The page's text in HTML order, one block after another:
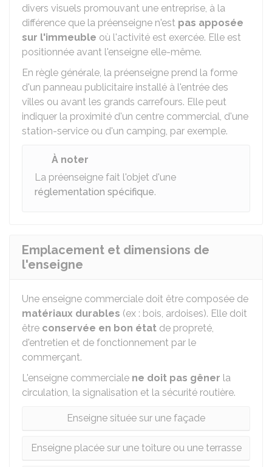
divers visuels promouvant une entreprise, à la
différence que la préenseigne n'est pas apposée
sur l'immeuble où l'activité est exercée. Elle est
positionnée avant l'enseigne elle-même.
En règle générale, la préenseigne prend la forme
d'un panneau publicitaire installé à l'entrée des
villes ou avant les grands carrefours. Elle peut
indiquer la proximité d'un centre commercial, d'une
station-service ou d'un camping, par exemple.
À noter
La préenseigne fait l'objet d'une
réglementation spécifique.
Emplacement et dimensions de
l'enseigne
Une enseigne commerciale doit être composée de
matériaux durables (ex : bois, ardoises). Elle doit
être conservée en bon état de propreté,
d'entretien et de fonctionnement par le
commerçant.
L'enseigne commerciale ne doit pas gêner la
circulation, la signalisation et la sécurité routière.
Enseigne située sur une façade
Enseigne placée sur une toiture ou une terrasse